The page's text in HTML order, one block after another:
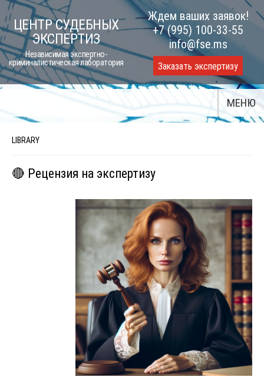
Skip
to
content
ЦЕНТР СУДЕБНЫХ
ЭКСПЕРТИЗ
Независимая экспертно-
криминалистическая лаборатория
Ждем ваших заявок!
+7 (995) 100-33-55
info@fse.ms
Заказать экспертизу
МЕНЮ
LIBRARY
🔴 Рецензия на экспертизу